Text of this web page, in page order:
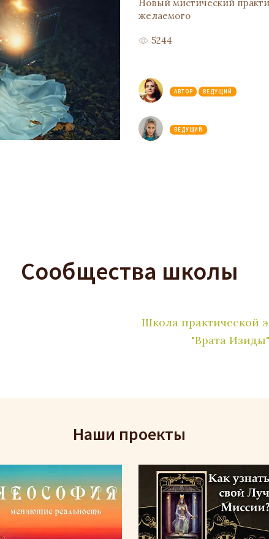
Новый мистический
желаемого
5244
АВТОР ВЕДУЩИЙ
ВЕДУЩИЙ
Сообщества школы
Школа практической
"Врата Изиды"
Наши проекты